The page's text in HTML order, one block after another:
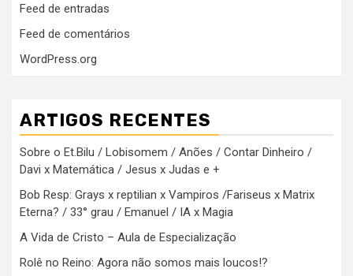
Feed de entradas
Feed de comentários
WordPress.org
ARTIGOS RECENTES
Sobre o Et.Bilu / Lobisomem / Anões / Contar Dinheiro /
Davi x Matemática / Jesus x Judas e +
Bob Resp: Grays x reptilian x Vampiros /Fariseus x Matrix
Eterna? / 33° grau / Emanuel / IA x Magia
A Vida de Cristo – Aula de Especialização
Rolê no Reino: Agora não somos mais loucos!?